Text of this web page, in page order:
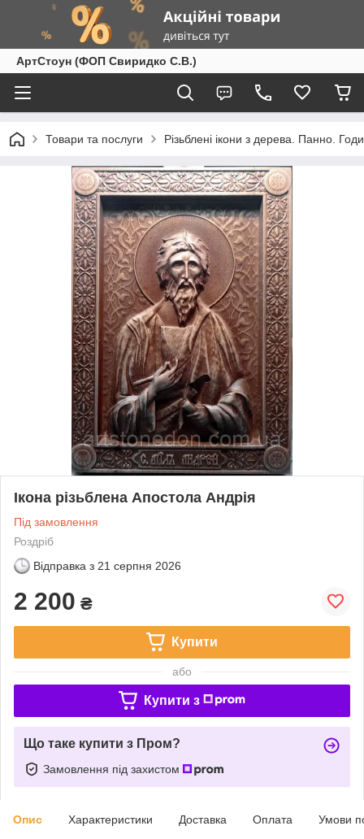
АртСтоун (ФОП Свиридко С.В.)
Товари та послуги Різьблені ікони з дерева. Панно.
Ікона різьблена Апостола Андрія
Під замовлення
Роздріб
Відправка з 21 серпня 2026
2 200 ₴
Купити
або
Купити з
Що таке купити з Пром?
Замовлення під захистом
Опис Характеристики Доставка Оплата Умови